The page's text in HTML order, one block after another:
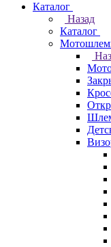
Каталог
Назад
Каталог